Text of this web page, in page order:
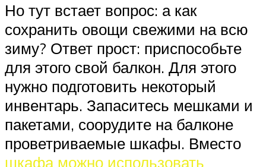
Но тут встает вопрос: а как
сохранить овощи свежими на всю
зиму? Ответ прост: приспособьте
для этого свой балкон. Для этого
нужно подготовить некоторый
инвентарь. Запаситесь мешками и
пакетами, соорудите на балконе
проветриваемые шкафы. Вместо
шкафа можно использовать